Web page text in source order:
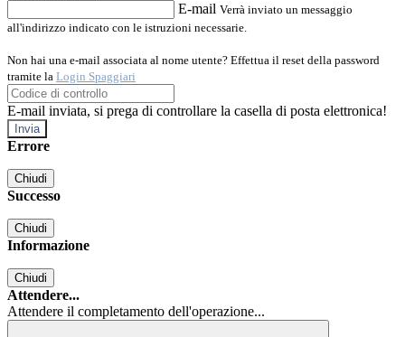
E-mail Verrà inviato un messaggio
all'indirizzo indicato con le istruzioni necessarie.
Non hai una e-mail associata al nome utente? Effettua il reset della password
tramite la Login Spaggiari
E-mail inviata, si prega di controllare la casella di posta elettronica!
Errore
Chiudi
Successo
Chiudi
Informazione
Chiudi
Attendere...
Attendere il completamento dell'operazione...